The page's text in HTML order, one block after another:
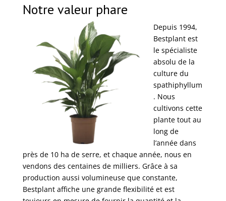
Notre valeur phare
Depuis 1994,
Bestplant est
le spécialiste
absolu de la
culture du
spathiphyllum
. Nous
cultivons cette
plante tout au
long de
l’année dans
près de 10 ha de serre, et chaque année, nous en
vendons des centaines de milliers. Grâce à sa
production aussi volumineuse que constante,
Bestplant affiche une grande flexibilité et est